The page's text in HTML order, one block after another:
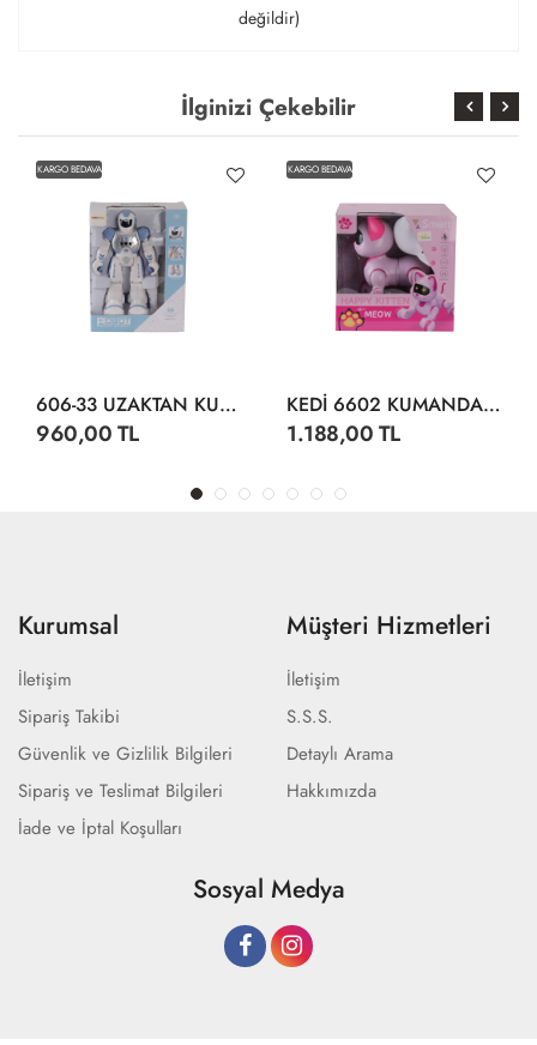
değildir)
İlginizi Çekebilir
KARGO BEDAVA
606-33 UZAKTAN KUMANDALI PROGRAM
960,00 TL
KARGO BEDAVA
KEDİ 6602 KUMANDALI ROBOT KEDİ
1.188,00 TL
Kurumsal
İletişim
Sipariş Takibi
Güvenlik ve Gizlilik Bilgileri
Sipariş ve Teslimat Bilgileri
İade ve İptal Koşulları
Müşteri Hizmetleri
İletişim
S.S.S.
Detaylı Arama
Hakkımızda
Sosyal Medya